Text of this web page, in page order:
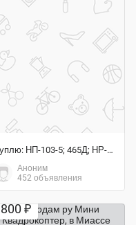
Куплю: НП-103-5; 465Д; НР-01ЮА; КЭ-68; ГТ60ПЧ6А; 11ТФ30СМ-0;
Аноним
452 объявления
800 ₽